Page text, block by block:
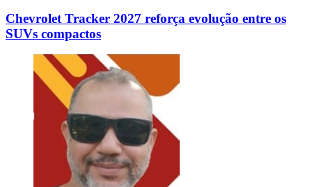
Chevrolet Tracker 2027 reforça evolução entre os
SUVs compactos